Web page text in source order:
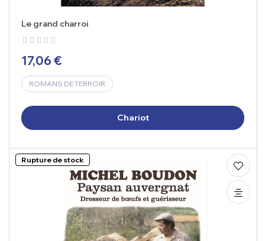
Le grand charroi
17,06 €
ROMANS DE TERROIR
Chariot
Rupture de stock